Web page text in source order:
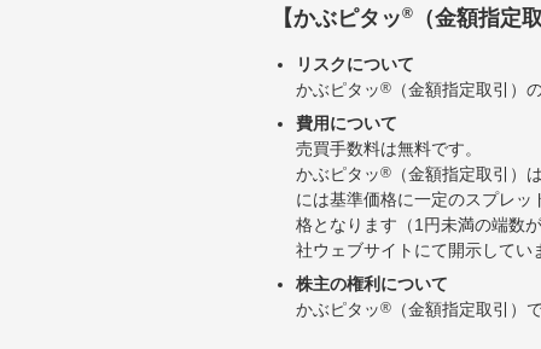
【かぶピタッ® （金額指定
リスクについて
かぶピタッ®
（金額指定取引）
費用について
売買手数料は無料です。
かぶピタッ®
（金額指定取引）
には基準価格に一定のスプレ
格となります（1円未満の端数
社ウェブサイトにて開示して
株主の権利について
かぶピタッ® （金額指定取引）